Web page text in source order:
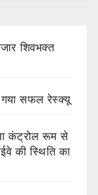
शिवभक्त
सफल रेस्क्यू
कंट्रोल रूम से
की स्थिति का